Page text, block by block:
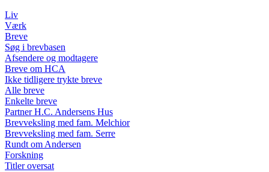
Liv
Værk
Breve
Søg i brevbasen
Afsendere og modtagere
Breve om HCA
Ikke tidligere trykte breve
Alle breve
Enkelte breve
Partner H.C. Andersens Hus
Brevveksling med fam. Melchior
Brevveksling med fam. Serre
Rundt om Andersen
Forskning
Titler oversat